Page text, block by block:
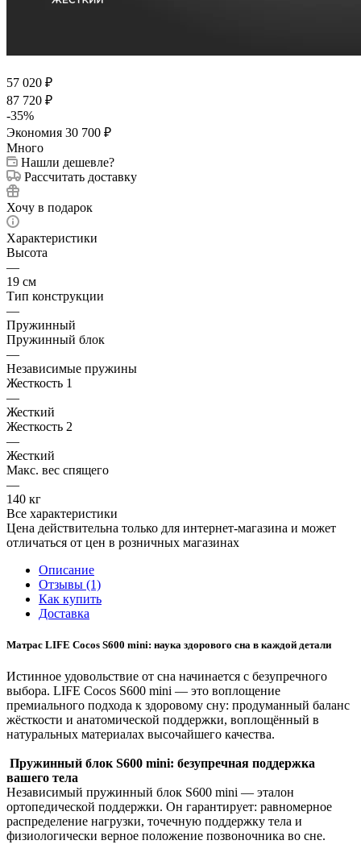
57 020 ₽
87 720 ₽
-35%
Экономия 30 700 ₽
Много
Нашли дешевле?
Рассчитать доставку
Хочу в подарок
Характеристики
Высота
—
19 см
Тип конструкции
—
Пружинный
Пружинный блок
—
Независимые пружины
Жесткость 1
—
Жесткий
Жесткость 2
—
Жесткий
Макс. вес спящего
—
140 кг
Все характеристики
Цена действительна только для интернет-магазина и может
отличаться от цен в розничных магазинах
Описание
Отзывы (1)
Как купить
Доставка
Матрас LIFE Cocos S600 mini: наука здорового сна в каждой детали
Истинное удовольствие от сна начинается с безупречного
выбора. LIFE Cocos S600 mini — это воплощение
премиального подхода к здоровому сну: продуманный баланс
жёсткости и анатомической поддержки, воплощённый в
натуральных материалах высочайшего качества.
Пружинный блок S600 mini: безупречная поддержка
вашего тела
Независимый пружинный блок S600 mini — эталон
ортопедической поддержки. Он гарантирует: равномерное
распределение нагрузки, точечную поддержку тела и
физиологически верное положение позвоночника во сне.